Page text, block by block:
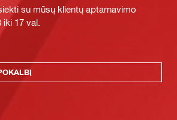
su mūsų klientų aptarnavimo
17 val.